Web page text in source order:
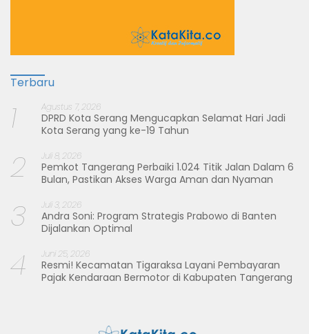
Terbaru
1 Agustus 7, 2026
DPRD Kota Serang Mengucapkan Selamat Hari Jadi
Kota Serang yang ke-19 Tahun
2 Juli 8, 2026
Pemkot Tangerang Perbaiki 1.024 Titik Jalan Dalam 6
Bulan, Pastikan Akses Warga Aman dan Nyaman
3 Juli 3, 2026
Andra Soni: Program Strategis Prabowo di Banten
Dijalankan Optimal
4 Juni 25, 2026
Resmi! Kecamatan Tigaraksa Layani Pembayaran
Pajak Kendaraan Bermotor di Kabupaten Tangerang